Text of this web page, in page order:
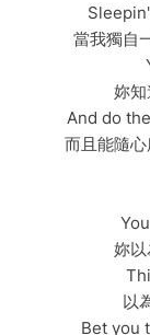
當我獨自
妳
And do
而且能隨心
妳
以
Bet you